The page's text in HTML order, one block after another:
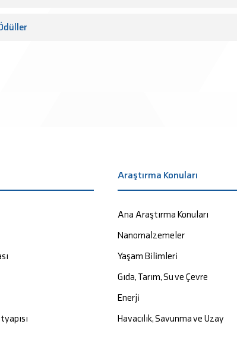
Araştırma Konuları
Ana Araştırma Konuları
Nanomalzemeler
Yaşam Bilimleri
Gıda, Tarım, Su ve Çevre
Enerji
Havacılık, Savunma ve Uzay